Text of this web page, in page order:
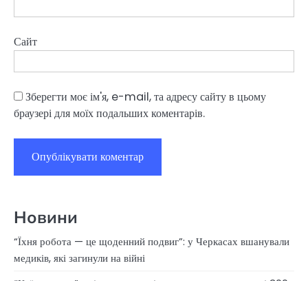
Сайт
Зберегти моє ім'я, e-mail, та адресу сайту в цьому
браузері для моїх подальших коментарів.
Новини
“Їхня робота — це щоденний подвиг”: у Черкасах вшанували
медиків, які загинули на війні